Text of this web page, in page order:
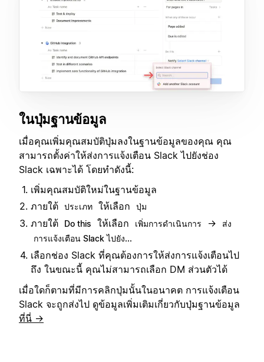
ในปุ่มฐานข้อมูล
เมื่อคุณเพิ่มคุณสมบัติปุ่มลงในฐานข้อมูลของคุณ คุณ
สามารถตั้งค่าให้ส่งการแจ้งเตือน Slack ไปยังช่อง
Slack เฉพาะได้ โดยทำดังนี้:
เพิ่มคุณสมบัติใหม่ในฐานข้อมูล
ภายใต้ ประเภท ให้เลือก ปุ่ม
ภายใต้ Do this ให้เลือก เพิ่มการดำเนินการ →
ส่ง
การแจ้งเตือน Slack ไปยัง...
เลือกช่อง Slack ที่คุณต้องการให้ส่งการแจ้งเตือนไป
ถึง ในขณะนี้ คุณไม่สามารถเลือก DM ส่วนตัวได้
เมื่อใดก็ตามที่มีการคลิกปุ่มนั้นในอนาคต การแจ้งเตือน
Slack จะถูกส่งไป ดูข้อมูลเพิ่มเติมเกี่ยวกับปุ่มฐานข้อมูล
ที่นี่ →